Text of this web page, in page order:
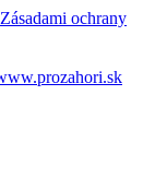
Zásadami ochrany